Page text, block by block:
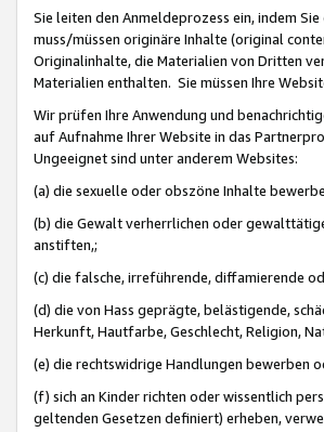
Sie leiten den Anmeldeprozess ein, indem
muss/müssen originäre Inhalte (original
Originalinhalte, die Materialien von Dritten
Materialien enthalten. Sie müssen Ihre
Wir prüfen Ihre Anwendung und
auf Aufnahme Ihrer Website in das
Ungeeignet sind unter anderem Websites:
(a) die sexuelle oder obszöne Inhalte
(b) die Gewalt verherrlichen oder
anstiften,;
(c) die falsche, irreführende, diffamierende
(d) die von Hass geprägte, belästigende,
Herkunft, Hautfarbe, Geschlecht, Religion,
(e) die rechtswidrige Handlungen bewerben
(f) sich an Kinder richten oder wissentlich
geltenden Gesetzen definiert) erheben,